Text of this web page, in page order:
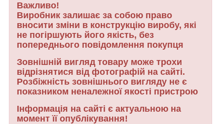
Важливо!
Виробник залишає за собою право
вносити зміни в конструкцію виробу, які
не погіршують його якість, без
попереднього повідомлення покупця
Зовнішній вигляд товару може трохи
відрізнятися від фотографій на сайті.
Розбіжність зовнішнього вигляду не є
показником неналежної якості пристрою
Інформація на сайті є актуальною на
момент її опублікування!